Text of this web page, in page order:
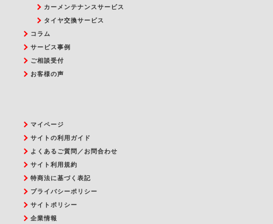
カーメンテナンスサービス
タイヤ交換サービス
コラム
サービス事例
ご相談受付
お客様の声
マイページ
サイトの利用ガイド
よくあるご質問／お問合わせ
サイト利用規約
特商法に基づく表記
プライバシーポリシー
サイトポリシー
企業情報